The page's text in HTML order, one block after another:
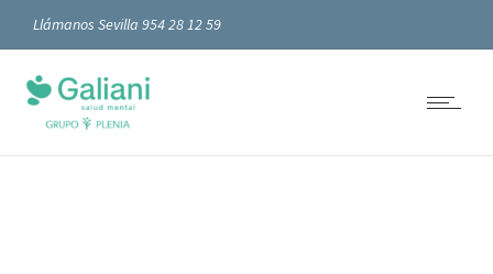
Llámanos Sevilla 954 28 12 59